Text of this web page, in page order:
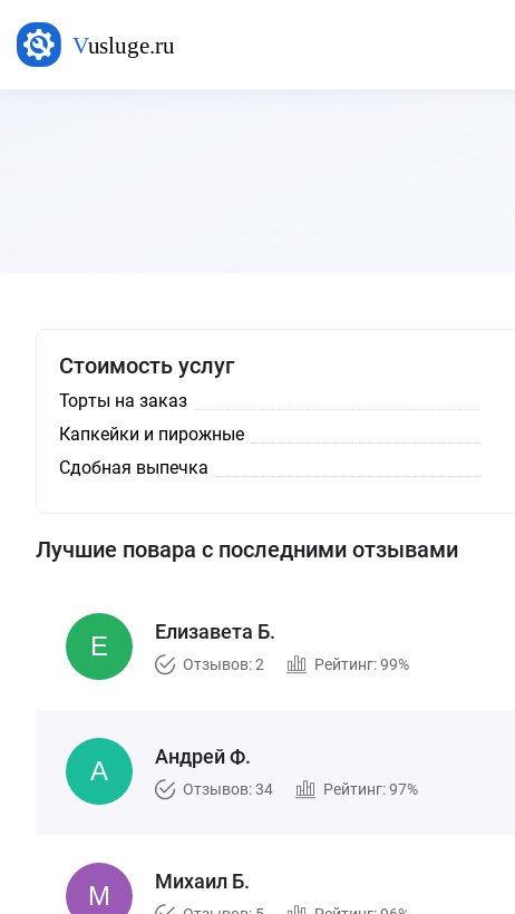
Стоимость услуг
Торты на заказ
Капкейки и пирожные
Сдобная выпечка
Лучшие повара с последними отзывами
Елизавета Б.
Отзывов: 2 Рейтинг: 99%
Андрей Ф.
Отзывов: 34 Рейтинг: 97%
Михаил Б.